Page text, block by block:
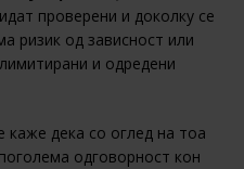
проверени и доколку се
ризик од зависност или
и одредени
дека со оглед на тоа
одговорност кон